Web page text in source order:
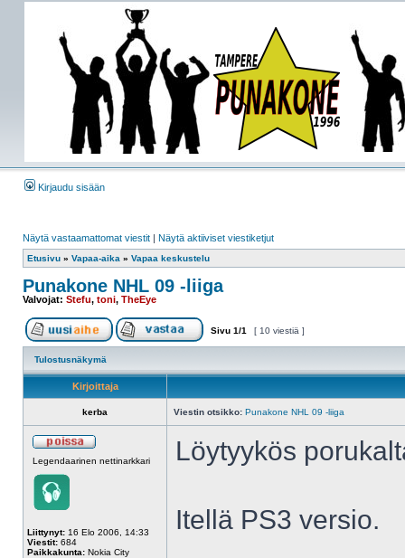
Kirjaudu sisään
Näytä vastaamattomat viestit | Näytä aktiiviset viestiketjut
Etusivu » Vapaa-aika » Vapaa keskustelu
Punakone NHL 09 -liiga
Valvojat: Stefu, toni, TheEye
Sivu 1/1 [ 10 viestiä ]
Tulostusnäkymä
Kirjoittaja
kerba Viestin otsikko: Punakone NHL 09 -liiga
Legendaarinen nettinarkkari
Liittynyt: 16 Elo 2006, 14:33
Viestit: 684
Paikkakunta: Nokia City
Löytyykös
Itellä PS3 versio.